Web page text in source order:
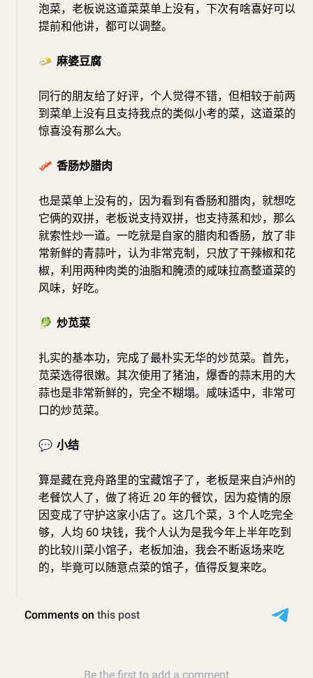
泡菜，老板说这道菜菜单上没有，下次有啥喜好可以
提前和他讲，都可以调整。
🧈 麻婆豆腐
同行的朋友给了好评，个人觉得不错，但相较于前两
到菜单上没有且支持我点的类似小考的菜，这道菜的
惊喜没有那么大。
🥓 香肠炒腊肉
也是菜单上没有的，因为看到有香肠和腊肉，就想吃
它俩的双拼，老板说支持双拼，也支持蒸和炒，那么
就索性炒一道。一吃就是自家的腊肉和香肠，放了非
常新鲜的青蒜叶，认为非常克制，只放了干辣椒和花
椒，利用两种肉类的油脂和腌渍的咸味拉高整道菜的
风味，好吃。
🥬 炒苋菜
扎实的基本功，完成了最朴实无华的炒苋菜。首先，
苋菜选得很嫩。其次使用了猪油，爆香的蒜末用的大
蒜也是非常新鲜的，完全不糊塌。咸味适中，非常可
口的炒苋菜。
💬 小结
算是藏在竞舟路里的宝藏馆子了，老板是来自泸州的
老餐饮人了，做了将近 20 年的餐饮，因为疫情的原
因变成了守护这家小店了。这几个菜，3 个人吃完全
够，人均 60 块钱，我个人认为是我今年上半年吃到
的比较川菜小馆子，老板加油，我会不断返场来吃
的，毕竟可以随意点菜的馆子，值得反复来吃。